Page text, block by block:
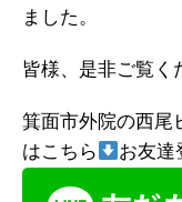
ました。
皆様、是非ご覧く
箕面市外院の西尾
はこちら
お友達